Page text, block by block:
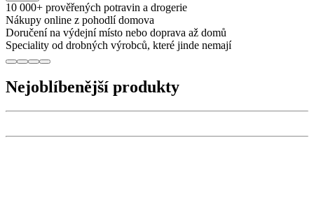
10 000+ prověřených potravin a drogerie
Nákupy online z pohodlí domova
Doručení na výdejní místo nebo doprava až domů
Speciality od drobných výrobců, které jinde nemají
Nejoblíbenější produkty